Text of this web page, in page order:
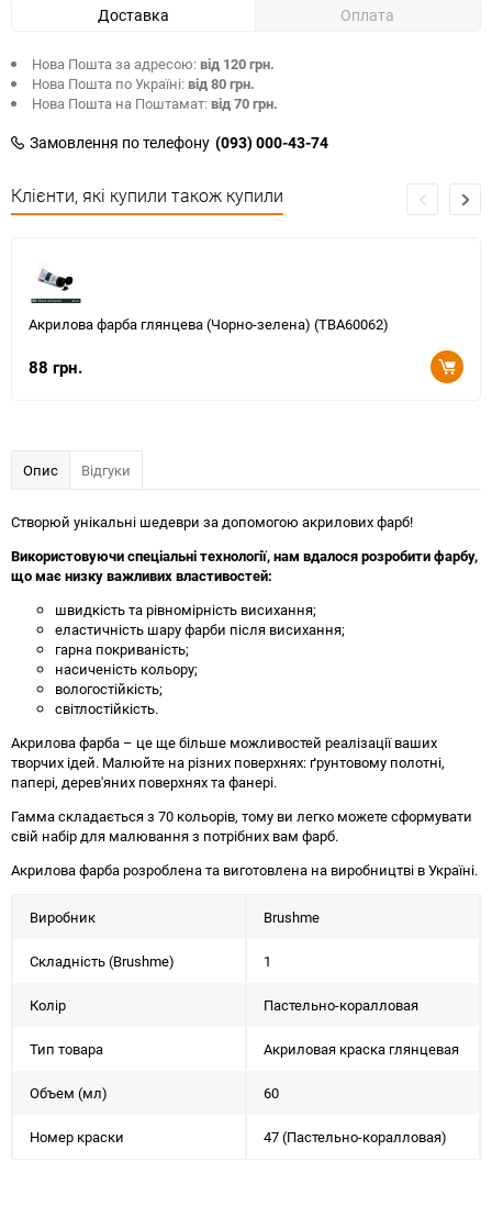
Доставка Оплата
Нова Пошта за адресою:від 120 грн.
Нова Пошта по Україні:від 80 грн.
Нова Пошта на Поштамат:від 70 грн.
Замовлення по телефону (093) 000-43-74
Клієнти, які купили також купили
Акрилова фарба глянцева (Чорно-зелена) (TBA60062)
88 грн.
Опис Відгуки
Створюй унікальні шедеври за допомогою акрилових фарб!
Використовуючи спеціальні технології, нам вдалося розробити фарбу,
що має низку важливих властивостей:
швидкість та рівномірність висихання;
еластичність шару фарби після висихання;
гарна покриваність;
насиченість кольору;
вологостійкість;
світлостійкість.
Акрилова фарба – це ще більше можливостей реалізації ваших
творчих ідей. Малюйте на різних поверхнях: ґрунтовому полотні,
папері, дерев'яних поверхнях та фанері.
Гамма складається з 70 кольорів, тому ви легко можете сформувати
свій набір для малювання з потрібних вам фарб.
Акрилова фарба розроблена та виготовлена на виробництві в Україні.
Виробник Brushme
Складність (Brushme) 1
Колір Пастельно-коралловая
Тип товара Акриловая краска глянцевая
Объем (мл) 60
Номер краски 47 (Пастельно-коралловая)